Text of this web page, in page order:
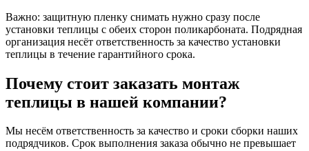
Важно: защитную пленку снимать нужно сразу после
установки теплицы с обеих сторон поликарбоната. Подрядная
организация несёт ответственность за качество установки
теплицы в течение гарантийного срока.
Почему стоит заказать монтаж
теплицы в нашей компании?
Мы несём ответственность за качество и сроки сборки наших
подрядчиков. Срок выполнения заказа обычно не превышает